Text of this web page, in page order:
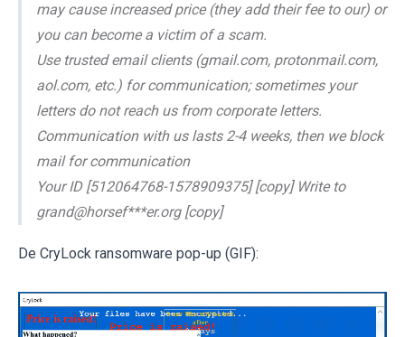
may cause increased price (they add their fee to our) or
you can become a victim of a scam.
Use trusted email clients (gmail.com, protonmail.com,
aol.com, etc.) for communication; sometimes your
letters do not reach us from corporate letters.
Communication with us lasts 2-4 weeks, then we block
mail for communication
Your ID [512064768-1578909375] [copy] Write to
grand@horsef***er.org [copy]
De CryLock ransomware pop-up (GIF):